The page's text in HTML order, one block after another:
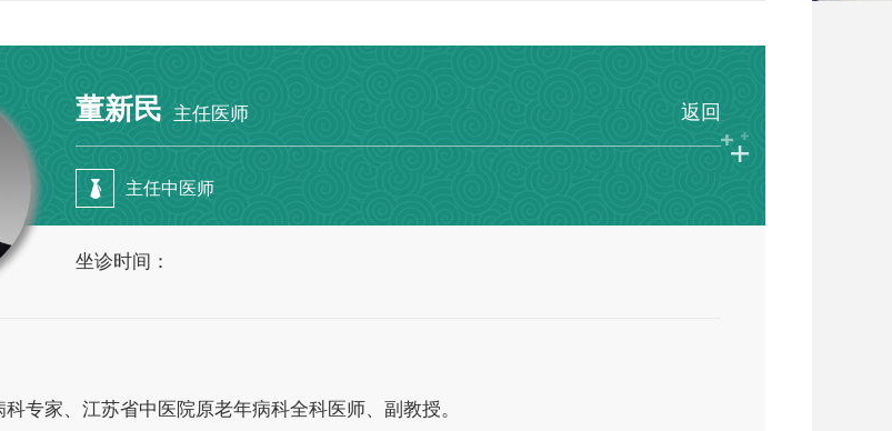
董新民 主任医师 返回
主任中医师
坐诊时间：
专家、江苏省中医院原老年病科全科医师、副教授。